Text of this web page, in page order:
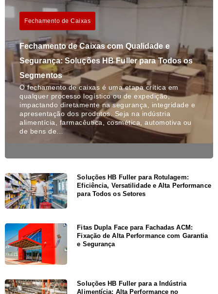
Fechamento de Caixas
Fechamento de Caixas com Qualidade e
Segurança: Soluções HB Fuller para Todos os
Segmentos
O fechamento de caixas é uma etapa crítica em
qualquer processo logístico ou de expedição,
impactando diretamente na segurança, integridade e
apresentação dos produtos. Seja na indústria
alimentícia, farmacêutica, cosmética, automotiva ou
de bens de…
Soluções HB Fuller para Rotulagem:
Eficiência, Versatilidade e Alta Performance
para Todos os Setores
Fitas Dupla Face para Fachadas ACM:
Fixação de Alta Performance com Garantia
e Segurança
Soluções HB Fuller para a Indústria
Alimentícia: Alta Performance no